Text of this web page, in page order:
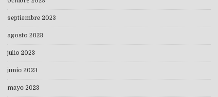
septiembre 2023
agosto 2023
julio 2023
junio 2023
mayo 2023